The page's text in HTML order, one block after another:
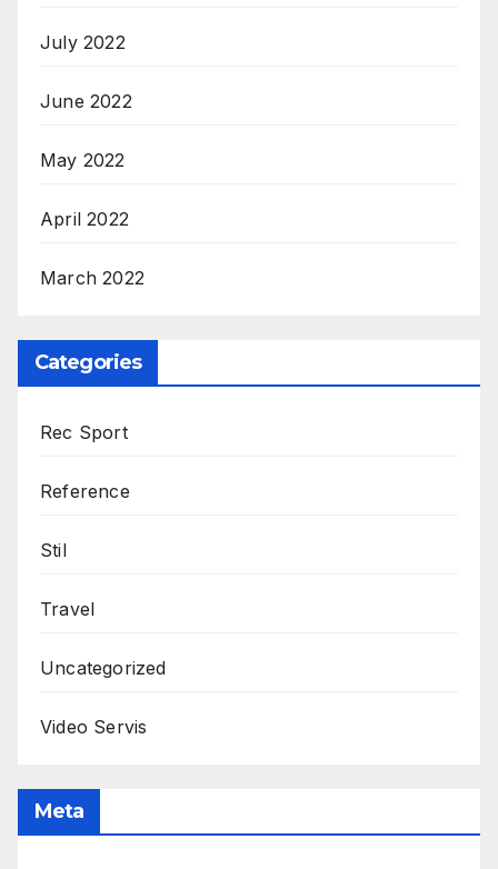
July 2022
June 2022
May 2022
April 2022
March 2022
Categories
Rec Sport
Reference
Stil
Travel
Uncategorized
Video Servis
Meta